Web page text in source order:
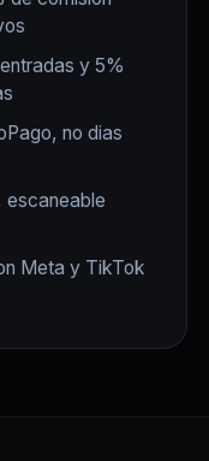
y 5%
no dias
escaneable
Meta y TikTok